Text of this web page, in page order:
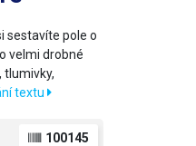
sestavíte pole o
velmi drobné
tlumivky,
textu
100145